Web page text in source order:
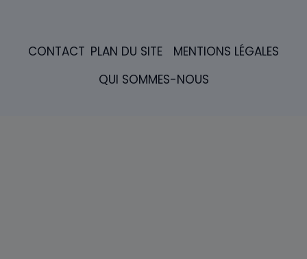
CONTACT PLAN DU SITE
MENTIONS LÉGALES
QUI SOMMES-NOUS